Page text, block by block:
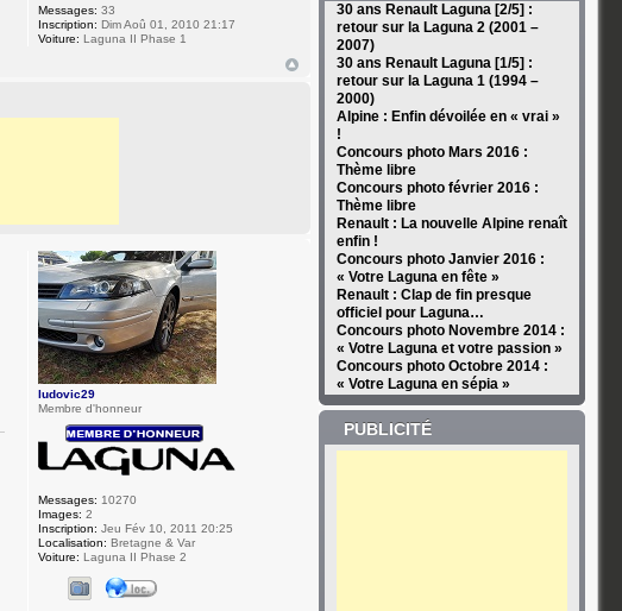
Messages: 33
Inscription: Dim Aoû 01, 2010 21:17
Voiture: Laguna II Phase 1
ludovic29
Membre d'honneur
Messages: 10270
Images: 2
Inscription: Jeu Fév 10, 2011 20:25
Localisation: Bretagne & Var
Voiture: Laguna II Phase 2
30 ans Renault Laguna [2/5] :
retour sur la Laguna 2 (2001 –
2007)
30 ans Renault Laguna [1/5] :
retour sur la Laguna 1 (1994 –
2000)
Alpine : Enfin dévoilée en « vrai »
!
Concours photo Mars 2016 :
Thème libre
Concours photo février 2016 :
Thème libre
Renault : La nouvelle Alpine renaît
enfin !
Concours photo Janvier 2016 :
« Votre Laguna en fête »
Renault : Clap de fin presque
officiel pour Laguna…
Concours photo Novembre 2014 :
« Votre Laguna et votre passion »
Concours photo Octobre 2014 :
« Votre Laguna en sépia »
PUBLICITÉ